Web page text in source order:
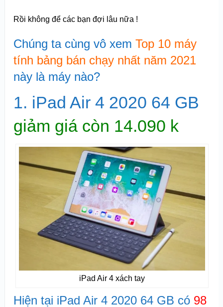
Rồi không để các bạn đợi lâu nữa !
Chúng ta cùng vô xem Top 10 máy
tính bảng bán chạy nhất năm 2021
này là máy nào?
1. iPad Air 4 2020 64 GB
giảm giá còn 14.090 k
iPad Air 4 xách tay
Hiện tại iPad Air 4 2020 64 GB có 98